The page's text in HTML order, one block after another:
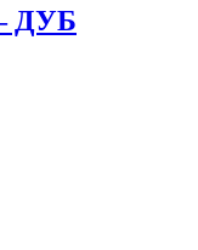
ДУБ